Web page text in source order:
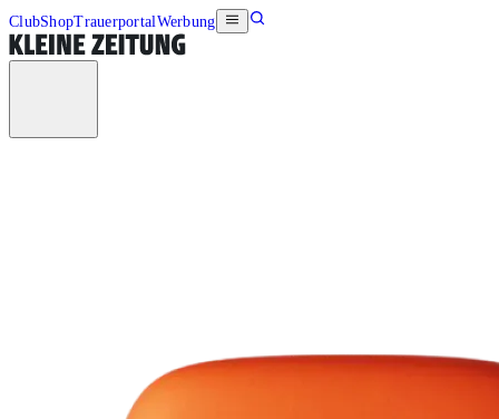
ClubShopTrauerportalWerbung